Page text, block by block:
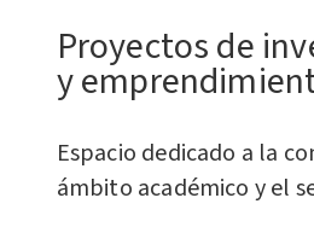
Proyectos de
y
Espacio dedicado a la
ámbito académico y el